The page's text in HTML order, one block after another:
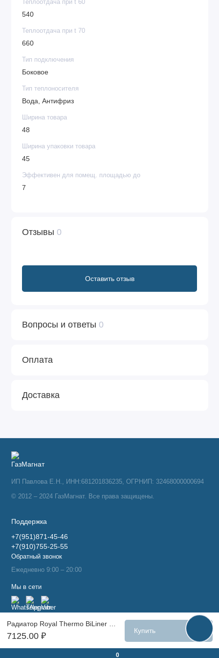
0
7125.00 ₽
Купить
Теплоотдача при t 60
540
Теплоотдача при t 70
660
Тип подключения
Боковое
Тип теплоносителя
Вода, Антифриз
Ширина товара
48
Ширина упаковки товара
45
Эффективен для помещ. площадью до
7
Отзывы 0
Оставить отзыв
Вопросы и ответы 0
Оплата
Доставка
ИП Павлова Е.Н., ИНН:681201836235, ОГРНИП: 32468000000694
© 2012 – 2024 ГазМагнат. Все права защищены.
Поддержка
+7(951)871-45-46
+7(910)755-25-55
Обратный звонок
Ежедневно 9:00 – 20:00
Мы в сети